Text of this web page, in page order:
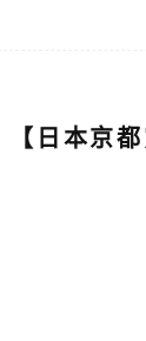
【日本京